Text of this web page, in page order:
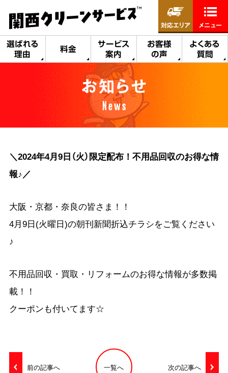
選ばれる
理由
料金
サービス
案内
お客様
の声
よくある
質問
対応エリア メニュー
お知らせ
News
＼2024年4月9日（火）限定配布！不用品回収のお得な情
報♪／
大阪・京都・奈良の皆さま！！
4月9日(火曜日)の朝刊新聞折込チラシをご覧ください
♪
不用品回収・買取・リフォームのお得な情報が多数掲
載！！
クーポンも付いてます☆
前の記事へ 一覧へ 次の記事へ